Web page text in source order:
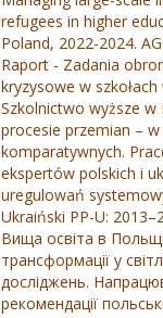
refugees in higher
Poland, 2022-2024.
Raport - Zadania
kryzysowe w szkołach
Szkolnictwo wyższe w
procesie przemian –
komparatywnych.
ekspertów polskich i
uregulowań
Ukraiński PP-U:
Вища освіта в Польщі
трансформації у
досліджень.
рекомендації